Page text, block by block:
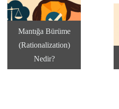
Mantığa Bürüme
(Rationalization)
Nedir?